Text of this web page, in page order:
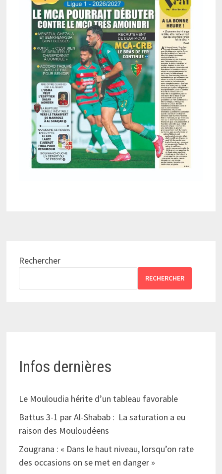
Rechercher
RECHERCHER
Infos dernières
Le Mouloudia hérite d’un tableau favorable
Battus 3-1 par Al-Shabab : La saturation a eu
raison des Mouloudéens
Zougrana : « Dans le haut niveau, lorsqu’on rate
des occasions on se met en danger »